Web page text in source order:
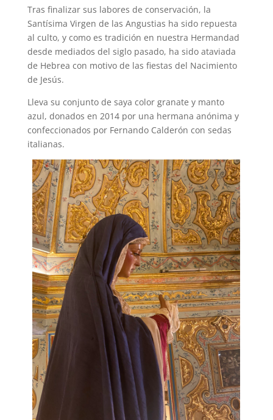
Tras finalizar sus labores de conservación, la
Santísima Virgen de las Angustias ha sido repuesta
al culto, y como es tradición en nuestra Hermandad
desde mediados del siglo pasado, ha sido ataviada
de Hebrea con motivo de las fiestas del Nacimiento
de Jesús.
Lleva su conjunto de saya color granate y manto
azul, donados en 2014 por una hermana anónima y
confeccionados por Fernando Calderón con sedas
italianas.